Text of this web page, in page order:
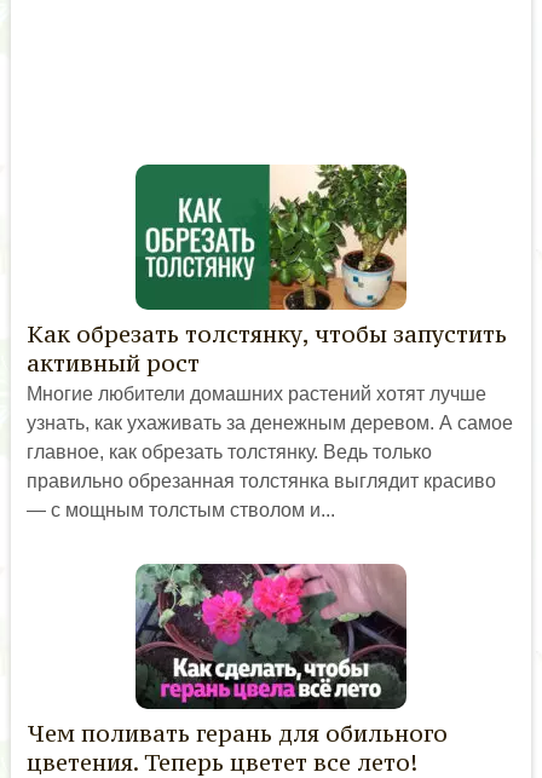
Как обрезать толстянку, чтобы запустить
активный рост
Многие любители домашних растений хотят лучше
узнать, как ухаживать за денежным деревом. А самое
главное, как обрезать толстянку. Ведь только
правильно обрезанная толстянка выглядит красиво
— с мощным толстым стволом и...
Чем поливать герань для обильного
цветения. Теперь цветет все лето!